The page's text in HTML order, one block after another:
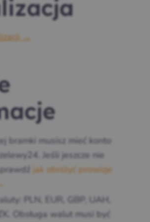
→
bramki musisz mieć konto
Jeśli jeszcze nie
jak obniżyć prowizje
PLN, EUR, GBP, UAH,
Obsługa walut musi być